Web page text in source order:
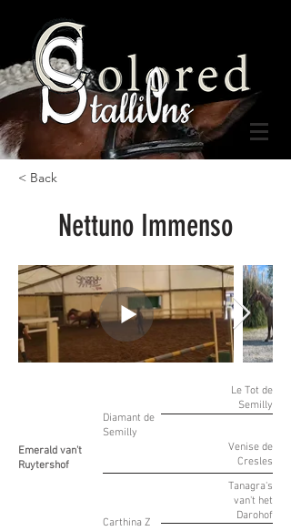
< Back
Nettuno Immenso
Emerald van't
Ruytershof
Le Tot de
Semilly
Diamant de
Semilly
Venise de
Cresles
Carthina Z
Tanagra's
van't het
Darohof